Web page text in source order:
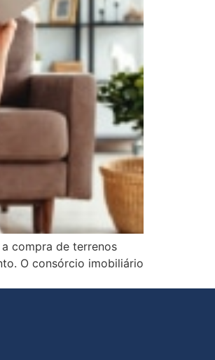
compra de terrenos
O consórcio imobiliário